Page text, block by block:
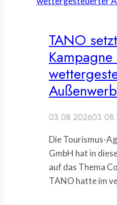
TANO
03.08.2026
Die Tourismus-
GmbH hat in
auf das Thema
TANO hatte im